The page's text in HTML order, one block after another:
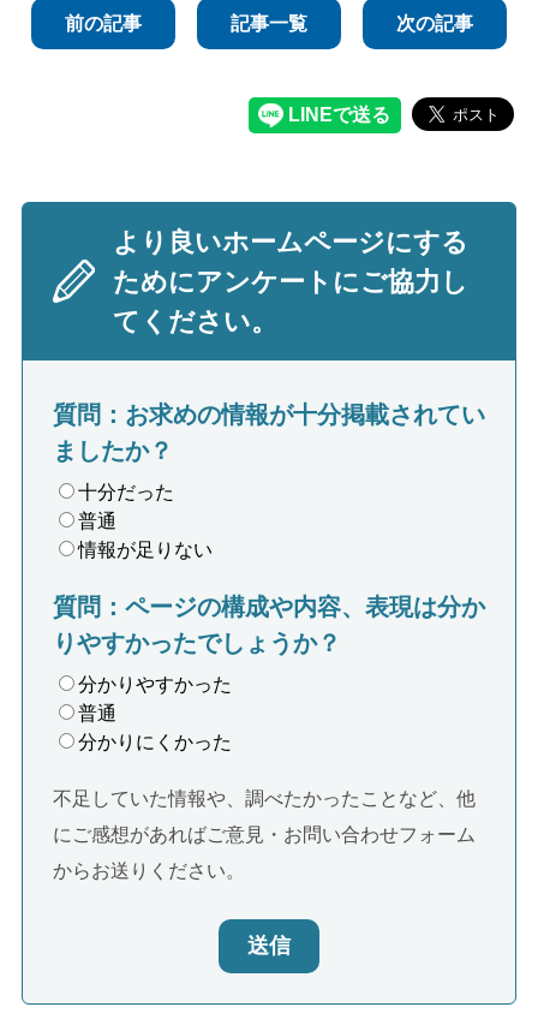
前の記事 記事一覧 次の記事
より良いホームページにする
ためにアンケートにご協力し
てください。
質問：お求めの情報が十分掲載されてい
ましたか？
十分だった
普通
情報が足りない
質問：ページの構成や内容、表現は分か
りやすかったでしょうか？
分かりやすかった
普通
分かりにくかった
不足していた情報や、調べたかったことなど、他
にご感想があればご意見・お問い合わせフォーム
からお送りください。
送信